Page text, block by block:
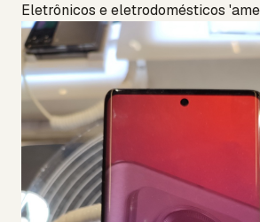
Eletrônicos e eletrodomésticos